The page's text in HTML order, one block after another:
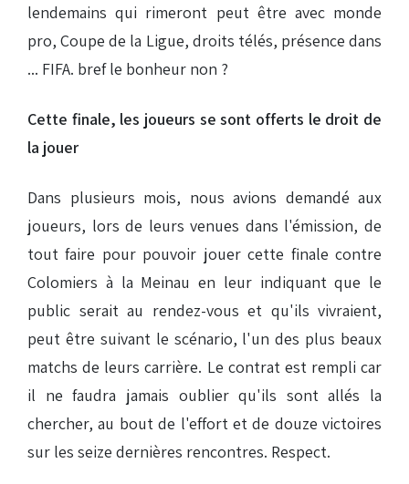
lendemains qui rimeront peut être avec monde
pro, Coupe de la Ligue, droits télés, présence dans
... FIFA. bref le bonheur non ?
Cette finale, les joueurs se sont offerts le droit de
la jouer
Dans plusieurs mois, nous avions demandé aux
joueurs, lors de leurs venues dans l'émission, de
tout faire pour pouvoir jouer cette finale contre
Colomiers à la Meinau en leur indiquant que le
public serait au rendez-vous et qu'ils vivraient,
peut être suivant le scénario, l'un des plus beaux
matchs de leurs carrière. Le contrat est rempli car
il ne faudra jamais oublier qu'ils sont allés la
chercher, au bout de l'effort et de douze victoires
sur les seize dernières rencontres. Respect.